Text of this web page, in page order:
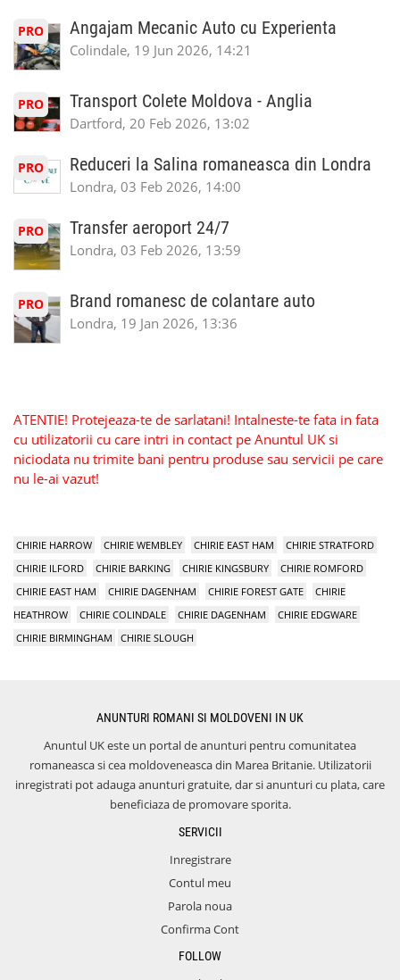
PRO Angajam Mecanic Auto cu Experienta
Colindale, 19 Jun 2026, 14:21
PRO Transport Colete Moldova - Anglia
Dartford, 20 Feb 2026, 13:02
PRO Reduceri la Salina romaneasca din Londra
Londra, 03 Feb 2026, 14:00
PRO Transfer aeroport 24/7
Londra, 03 Feb 2026, 13:59
PRO Brand romanesc de colantare auto
Londra, 19 Jan 2026, 13:36
ATENTIE! Protejeaza-te de sarlatani! Intalneste-te fata in fata
cu utilizatorii cu care intri in contact pe Anuntul UK si
niciodata nu trimite bani pentru produse sau servicii pe care
nu le-ai vazut!
CHIRIE HARROW CHIRIE WEMBLEY CHIRIE EAST HAM
CHIRIE STRATFORD
CHIRIE ILFORD
CHIRIE BARKING CHIRIE KINGSBURY
CHIRIE ROMFORD
CHIRIE EAST HAM
CHIRIE DAGENHAM CHIRIE FOREST GATE
CHIRIE
HEATHROW
CHIRIE COLINDALE CHIRIE DAGENHAM
CHIRIE EDGWARE
CHIRIE BIRMINGHAM
CHIRIE SLOUGH
ANUNTURI ROMANI SI MOLDOVENI IN UK
Anuntul UK este un portal de anunturi pentru comunitatea
romaneasca si cea moldoveneasca din Marea Britanie. Utilizatorii
inregistrati pot adauga anunturi gratuite, dar si anunturi cu plata, care
beneficiaza de promovare sporita.
SERVICII
Inregistrare
Contul meu
Parola noua
Confirma Cont
FOLLOW